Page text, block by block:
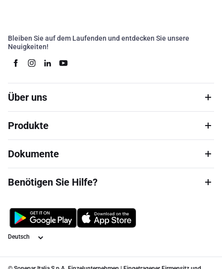
Bleiben Sie auf dem Laufenden und entdecken Sie unsere
Neuigkeiten!
Über uns
Produkte
Dokumente
Benötigen Sie Hilfe?
Sprache